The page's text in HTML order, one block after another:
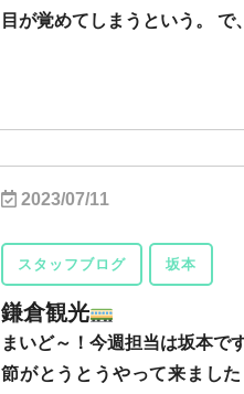
目が覚めてしまうという。
2023/07/11
スタッフブログ 坂本
鎌倉観光
まいど～！今週担当は坂本で
節がとうとうやって来まし